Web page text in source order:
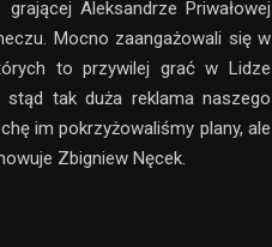
Aleksandrze Priwałowej
Mocno zaangażowali się w
to przywilej grać w Lidze
stąd tak duża reklama naszego
im pokrzyżowaliśmy plany, ale
Zbigniew Nęcek.